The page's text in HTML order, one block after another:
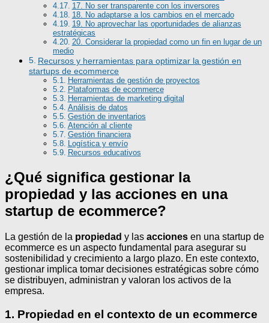
17. No ser transparente con los inversores
18. No adaptarse a los cambios en el mercado
19. No aprovechar las oportunidades de alianzas
estratégicas
20. Considerar la propiedad como un fin en lugar de un
medio
Recursos y herramientas para optimizar la gestión en
startups de ecommerce
Herramientas de gestión de proyectos
Plataformas de ecommerce
Herramientas de marketing digital
Análisis de datos
Gestión de inventarios
Atención al cliente
Gestión financiera
Logística y envío
Recursos educativos
¿Qué significa gestionar la
propiedad y las acciones en una
startup de ecommerce?
La gestión de la propiedad y las acciones en una startup de
ecommerce es un aspecto fundamental para asegurar su
sostenibilidad y crecimiento a largo plazo. En este contexto,
gestionar implica tomar decisiones estratégicas sobre cómo
se distribuyen, administran y valoran los activos de la
empresa.
1. Propiedad en el contexto de un ecommerce